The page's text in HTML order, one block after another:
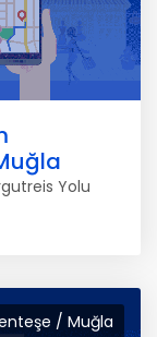
Yolu
/ Muğla